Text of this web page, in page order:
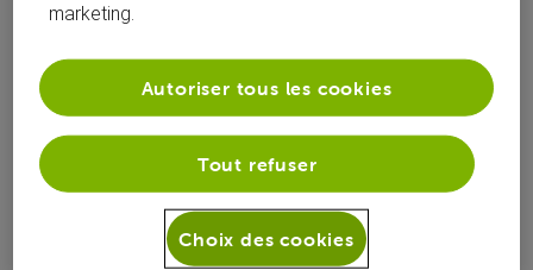
Selected
Oldest
Jessica G
Officiel VOO•1.7K messages
@Anne lise,
Pourriez-vous svp prendre connaissance de la charte
marketing.
Tout refuser
Autoriser tous les cookies
Choix des cookies